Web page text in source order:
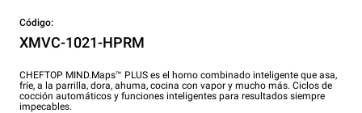
Código:
XMVC-1021-HPRM
CHEFTOP MIND.Maps™ PLUS es el horno combinado inteligente que asa,
fríe, a la parrilla, dora, ahuma, cocina con vapor y mucho más. Ciclos de
cocción automáticos y funciones inteligentes para resultados siempre
impecables.